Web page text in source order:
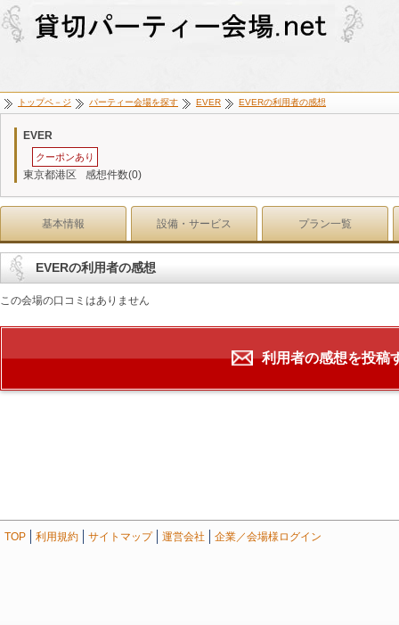
トップペ－ジ パーティー会場を探す EVER EVERの利用者の感想
EVER
クーポンあり
東京都港区 感想件数(0)
基本情報 設備・サービス プラン一覧
EVERの利用者の感想
この会場の口コミはありません
利用者の感想を投稿
TOP 利用規約 サイトマップ 運営会社 企業／会場様ログイン